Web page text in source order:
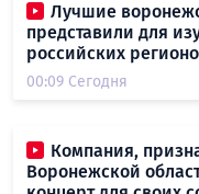
Лучшие
представили для
российских
00:09 Сегодня
Компания,
Воронежской